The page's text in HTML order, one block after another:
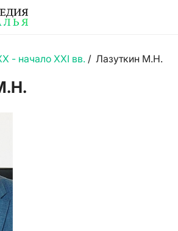
- начало XXI вв. / Лазуткин М.Н.